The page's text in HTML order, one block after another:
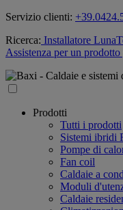
Servizio clienti:
Ricerca: Installatore
Assistenza per un
Prodotti
Tutti i prodotti
Sistemi ibridi
Pompe di
Fan coil
Caldaie a
Moduli
Caldaie